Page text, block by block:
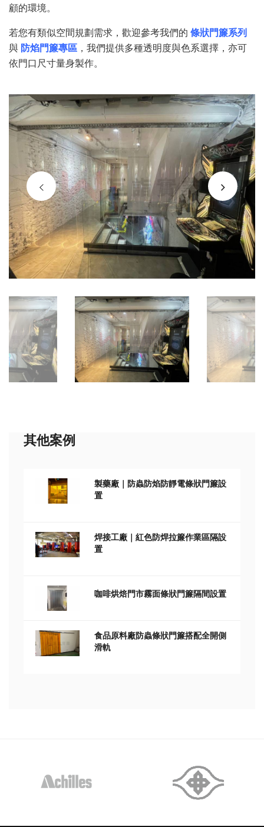
顧的環境。
若您有類似空間規劃需求，歡迎參考我們的 條狀門簾系列
與 防焰門簾專區 ，我們提供多種透明度與色系選擇，亦可
依門口尺寸量身製作。
其他案例
製藥廠｜防蟲防焰防靜電條狀門簾設
置
焊接工廠｜紅色防焊拉簾作業區隔設
置
咖啡烘焙門市霧面條狀門簾隔間設置
食品原料廠防蟲條狀門簾搭配全開側
滑軌